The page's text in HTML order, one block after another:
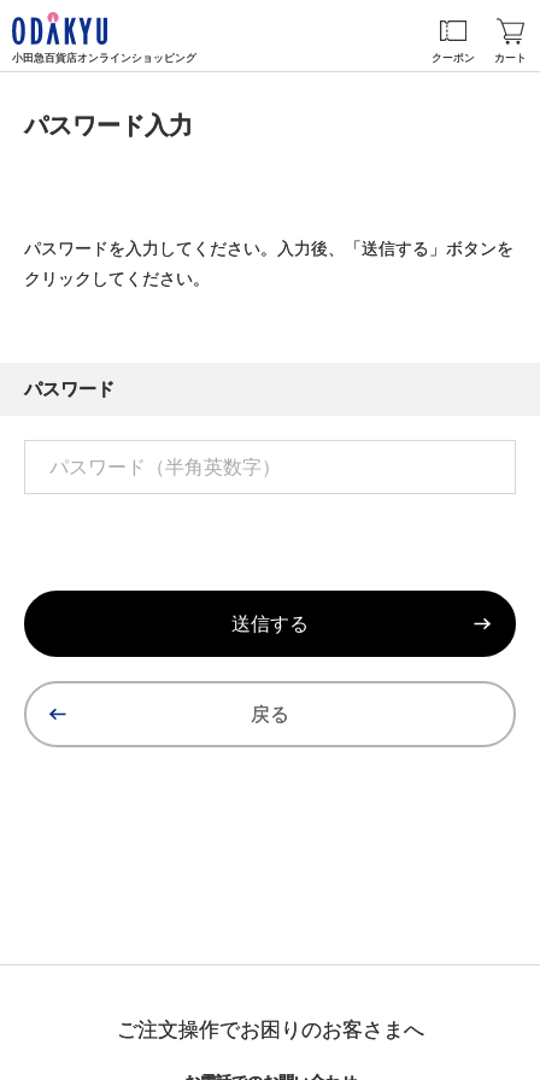
小田急百貨店オンラインショッピング クーポン カート
パスワード入力
パスワードを入力してください。入力後、「送信する」ボタンを
クリックしてください。
パスワード
戻る
ご注文操作でお困りのお客さまへ